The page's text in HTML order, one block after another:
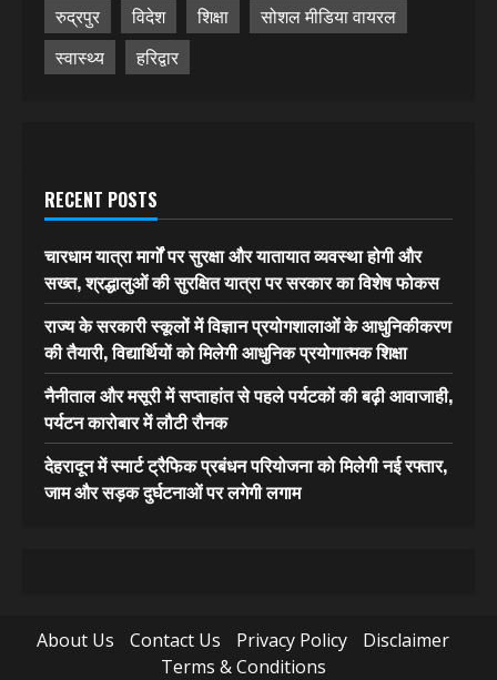
रुद्रपुर
विदेश शिक्षा
सोशल मीडिया वायरल
स्वास्थ्य
हरिद्वार
RECENT POSTS
चारधाम यात्रा मार्गों पर सुरक्षा और यातायात व्यवस्था होगी और
सख्त, श्रद्धालुओं की सुरक्षित यात्रा पर सरकार का विशेष फोकस
राज्य के सरकारी स्कूलों में विज्ञान प्रयोगशालाओं के आधुनिकीकरण
की तैयारी, विद्यार्थियों को मिलेगी आधुनिक प्रयोगात्मक शिक्षा
नैनीताल और मसूरी में सप्ताहांत से पहले पर्यटकों की बढ़ी आवाजाही,
पर्यटन कारोबार में लौटी रौनक
देहरादून में स्मार्ट ट्रैफिक प्रबंधन परियोजना को मिलेगी नई रफ्तार,
जाम और सड़क दुर्घटनाओं पर लगेगी लगाम
About Us Contact Us Privacy Policy
Disclaimer
Terms & Conditions